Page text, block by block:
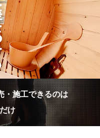
・施工できるのは
だけ